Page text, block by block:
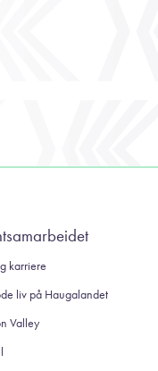
karriere
liv på Haugalandet
Valley